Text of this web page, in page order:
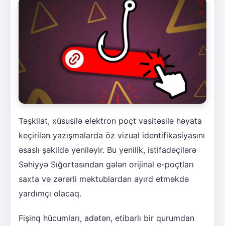
Təşkilat, xüsusilə elektron poçt vasitəsilə həyata
keçirilən yazışmalarda öz vizual identifikasiyasını
əsaslı şəkildə yeniləyir. Bu yenilik, istifadəçilərə
Səhiyyə Sığortasından gələn orijinal e-poçtları
saxta və zərərli məktublardan ayırd etməkdə
yardımçı olacaq.
Fişinq hücumları, adətən, etibarlı bir qurumdan